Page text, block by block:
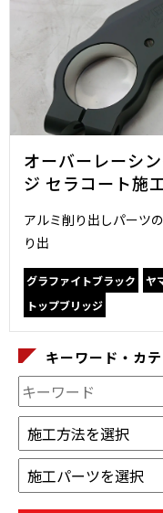
オーバーレーシ
ジ セラコート施
アルミ削り出しパーツ
り出
グラファイトブラック ヤ
トップブリッジ
キーワード・カ